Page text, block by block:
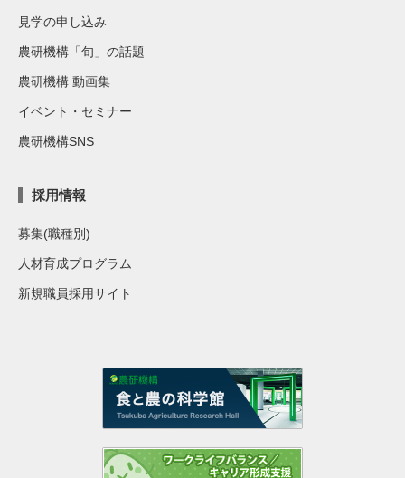
見学の申し込み
農研機構「旬」の話題
農研機構 動画集
イベント・セミナー
農研機構SNS
採用情報
募集(職種別)
人材育成プログラム
新規職員採用サイト